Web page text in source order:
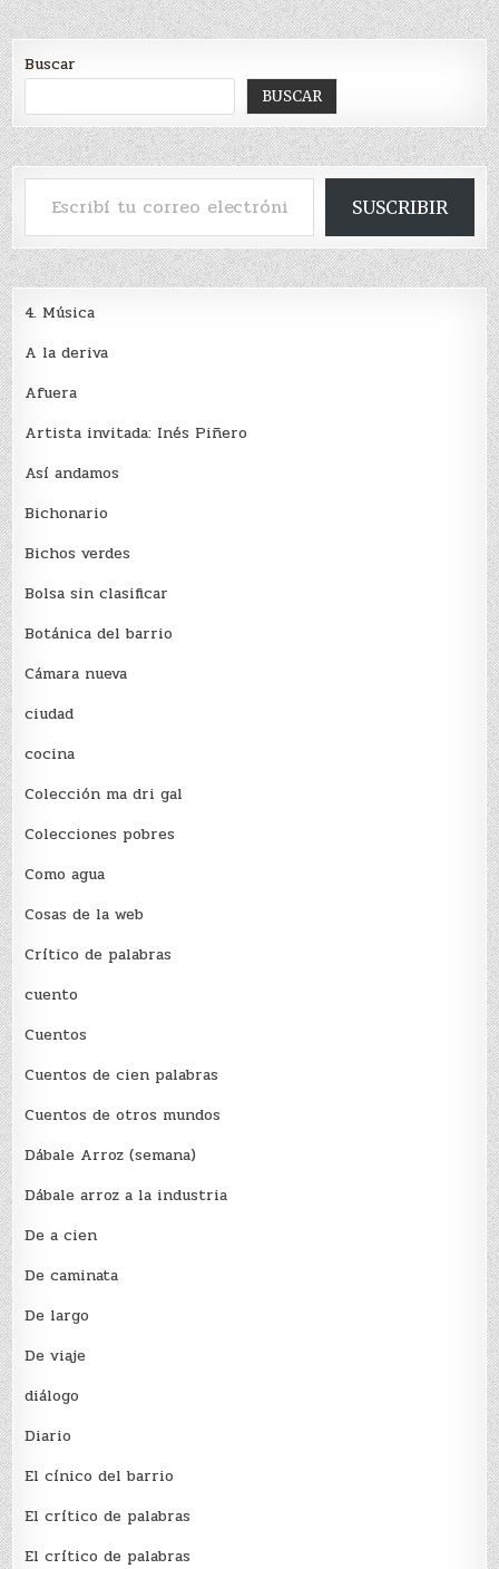
Buscar
BUSCAR
Escribí tu correo electrónico…
SUSCRIBIR
4. Música
A la deriva
Afuera
Artista invitada: Inés Piñero
Así andamos
Bichonario
Bichos verdes
Bolsa sin clasificar
Botánica del barrio
Cámara nueva
ciudad
cocina
Colección ma dri gal
Colecciones pobres
Como agua
Cosas de la web
Crítico de palabras
cuento
Cuentos
Cuentos de cien palabras
Cuentos de otros mundos
Dábale Arroz (semana)
Dábale arroz a la industria
De a cien
De caminata
De largo
De viaje
diálogo
Diario
El cínico del barrio
El crí­tico de palabras
El crí­tico de palabras